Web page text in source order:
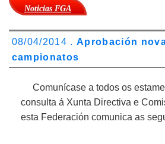
Noticias FGA
08/04/2014 .Aprobación
campionatos
Comunícase a todos os
consulta á Xunta Directiva e
esta Federación comunica as